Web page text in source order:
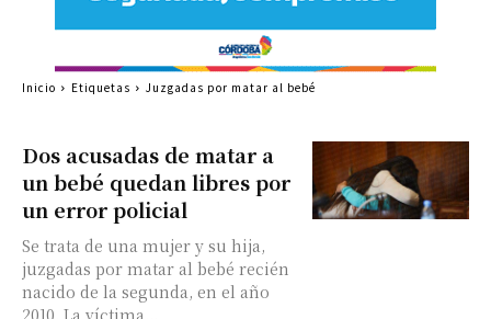
Dos acusadas de matar a
un bebé quedan libres por
un error policial
Se trata de una mujer y su hija,
juzgadas por matar al bebé recién
nacido de la segunda, en el año
2010. La víctima...
Inicio Etiquetas Juzgadas por matar al bebé